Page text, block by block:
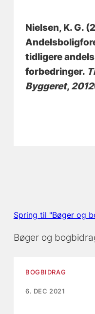
Nielsen, K. G.
tidligere
forbedringer.
Byggeret, 2012
Spring til "Bøger og
Bøger og
BOGBIDRAG
6. DEC 2021